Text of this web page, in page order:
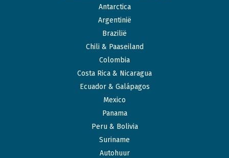
Antarctica
Argentinië
Brazilië
Chili & Paaseiland
Colombia
Costa Rica & Nicaragua
Ecuador & Galápagos
Mexico
Panama
Peru & Bolivia
Suriname
Autohuur